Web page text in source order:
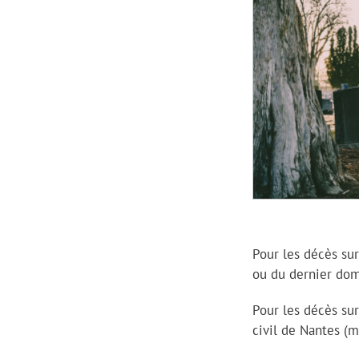
Pour les décès
ou du dernier
Pour les décès
civil de Nantes